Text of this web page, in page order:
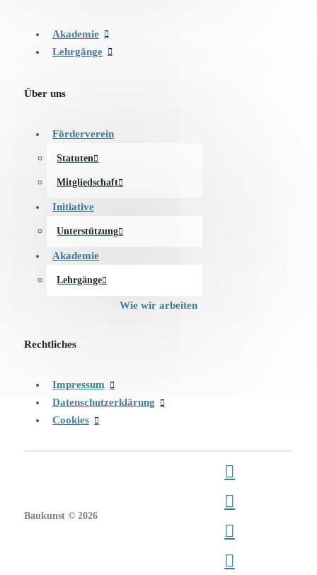
Akademie
Lehrgänge
Über uns
Förderverein
Statuten
Mitgliedschaft
Initiative
Unterstützung
Akademie
Lehrgänge
Wie wir arbeiten
Rechtliches
Impressum
Datenschutzerklärung
Cookies
Baukunst © 2026